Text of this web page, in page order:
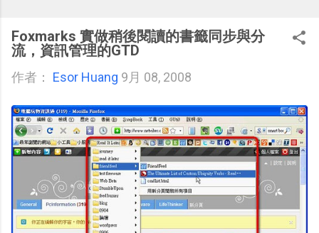
Foxmarks 實做稍後閱讀的書籤同步與分
流，資訊管理的GTD
作者： Esor Huang 9月 08, 2008